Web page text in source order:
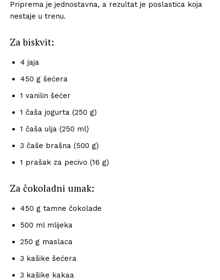
Priprema je jednostavna, a rezultat je poslastica koja
nestaje u trenu.
Za biskvit:
4 jaja
450 g šećera
1 vanilin šećer
1 čaša jogurta (250 g)
1 čaša ulja (250 ml)
3 čaše brašna (500 g)
1 prašak za pecivo (16 g)
Za čokoladni umak:
450 g tamne čokolade
500 ml mlijeka
250 g maslaca
3 kašike šećera
3 kašike kakaa